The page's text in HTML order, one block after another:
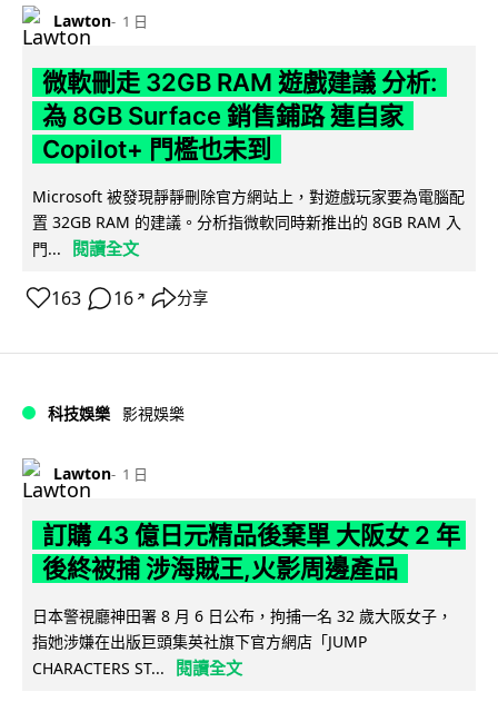
Lawton 1 日
微軟刪走 32GB RAM 遊戲建議 分析:
為 8GB Surface 銷售鋪路 連自家
Copilot+ 門檻也未到
Microsoft 被發現靜靜刪除官方網站上，對遊戲玩家要為電腦配
置 32GB RAM 的建議。分析指微軟同時新推出的 8GB RAM 入
門...
閱讀全文
163 16 ↗ 分享
科技娛樂 影視娛樂
Lawton 1 日
訂購 43 億日元精品後棄單 大阪女 2 年
後終被捕 涉海賊王,火影周邊產品
日本警視廳神田署 8 月 6 日公布，拘捕一名 32 歲大阪女子，
指她涉嫌在出版巨頭集英社旗下官方網店「JUMP
CHARACTERS ST...
閱讀全文